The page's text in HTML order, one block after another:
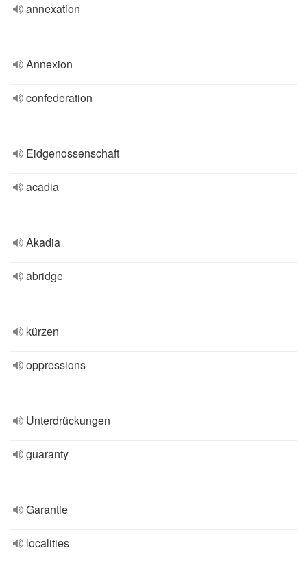
annexation
Annexion
confederation
Eidgenossenschaft
acadia
Akadia
abridge
kürzen
oppressions
Unterdrückungen
guaranty
Garantie
localities